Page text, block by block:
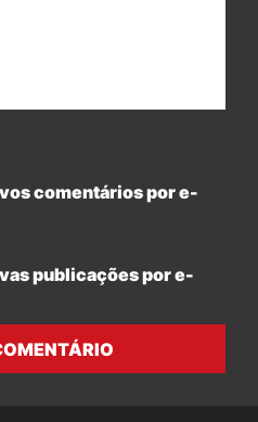
comentários por e-
publicações por e-